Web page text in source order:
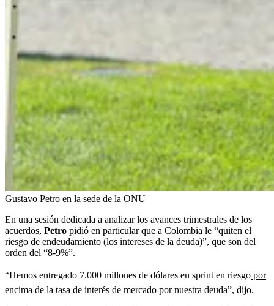
Gustavo Petro en la sede de la ONU
En una sesión dedicada a analizar los avances trimestrales de los
acuerdos, Petro pidió en particular que a Colombia le “quiten el
riesgo de endeudamiento (los intereses de la deuda)”, que son del
orden del “8-9%”.
“Hemos entregado 7.000 millones de dólares en sprint en riesgo por
encima de la tasa de interés de mercado por nuestra deuda”, dijo.